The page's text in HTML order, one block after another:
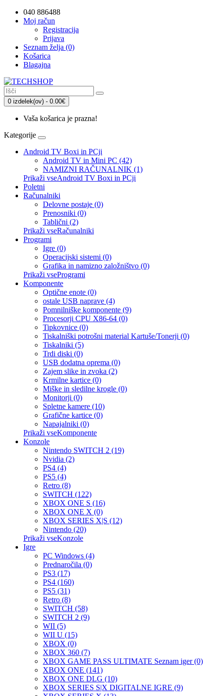
040 886488
Moj račun
Registracija
Prijava
Seznam želja (0)
Košarica
Blagajna
0 izdelek(ov) - 0.00€
Vaša košarica je prazna!
Kategorije
Android TV Boxi in PCji
Android TV in Mini PC (42)
NAMIZNI RAČUNALNIK (1)
Prikaži vseAndroid TV Boxi in PCji
Poletni
Računalniki
Delovne postaje (0)
Prenosniki (0)
Tablični (2)
Prikaži vseRačunalniki
Programi
Igre (0)
Operacijski sistemi (0)
Grafika in namizno založništvo (0)
Prikaži vseProgrami
Komponente
Optične enote (0)
ostale USB naprave (4)
Pomnilniške komponente (9)
Procesorji CPU X86-64 (0)
Tipkovnice (0)
Tiskalniški potrošni material Kartuše/Tonerji (0)
Tiskalniki (5)
Trdi diski (0)
USB dodatna oprema (0)
Zajem slike in zvoka (2)
Krmilne kartice (0)
Miške in sledilne krogle (0)
Monitorji (0)
Spletne kamere (10)
Grafične kartice (0)
Napajalniki (0)
Prikaži vseKomponente
Konzole
Nintendo SWITCH 2 (19)
Nvidia (2)
PS4 (4)
PS5 (4)
Retro (8)
SWITCH (122)
XBOX ONE S (16)
XBOX ONE X (0)
XBOX SERIES X|S (12)
Nintendo (20)
Prikaži vseKonzole
Igre
PC Windows (4)
Prednaročila (0)
PS3 (17)
PS4 (160)
PS5 (31)
Retro (8)
SWITCH (58)
SWITCH 2 (9)
WII (5)
WII U (15)
XBOX (0)
XBOX 360 (7)
XBOX GAME PASS ULTIMATE Seznam iger (0)
XBOX ONE (141)
XBOX ONE DLG (10)
XBOX SERIES S|X DIGITALNE IGRE (9)